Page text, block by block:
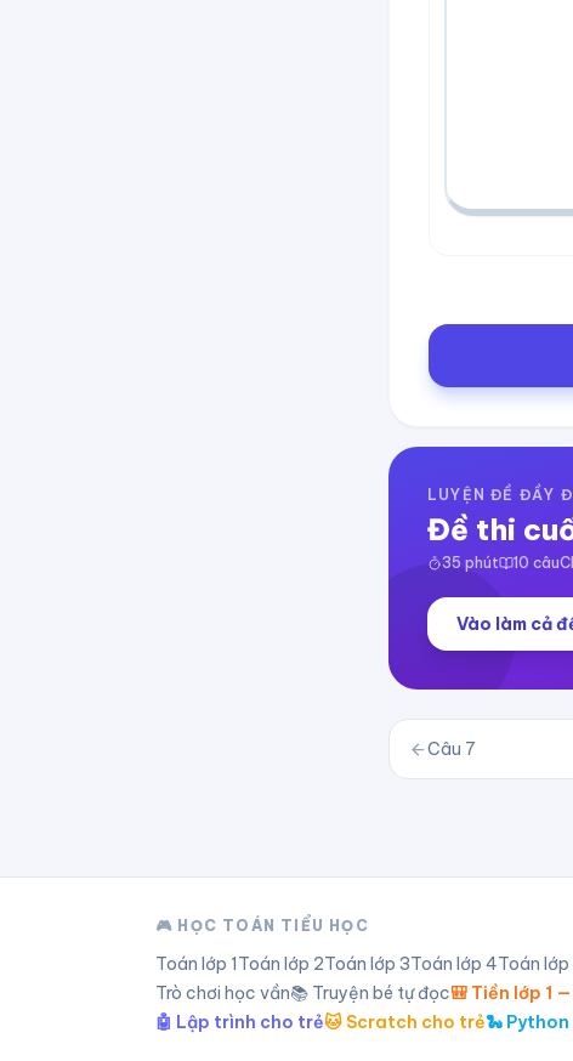
LUYỆN ĐỀ ĐẦY
Đề thi
35 phút 10 câu
Vào làm cả
Câu 7
🎮 HỌC TOÁN TIỂU HỌC
Toán lớp 1Toán lớp 2Toán lớp 3Toán lớp 4Toán lớp
Trò chơi học vần📚 Truyện bé tự đọc🎒 Tiền lớp 1
🤖 Lập trình cho trẻ🐱 Scratch cho trẻ🐍